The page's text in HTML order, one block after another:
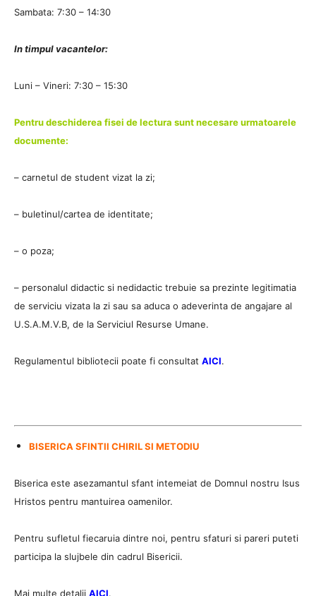
Sambata: 7:30 – 14:30
In timpul vacantelor:
Luni – Vineri: 7:30 – 15:30
Pentru deschiderea fisei de lectura sunt necesare urmatoarele
documente:
– carnetul de student vizat la zi;
– buletinul/cartea de identitate;
– o poza;
– personalul didactic si nedidactic trebuie sa prezinte legitimatia
de serviciu vizata la zi sau sa aduca o adeverinta de angajare al
U.S.A.M.V.B, de la Serviciul Resurse Umane.
Regulamentul bibliotecii poate fi consultat AICI.
BISERICA SFINTII CHIRIL SI METODIU
Biserica este asezamantul sfant intemeiat de Domnul nostru Isus
Hristos pentru mantuirea oamenilor.
Pentru sufletul fiecaruia dintre noi, pentru sfaturi si pareri puteti
participa la slujbele din cadrul Bisericii.
Mai multe detalii AICI.